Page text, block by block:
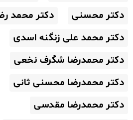
دکتر محسنی
دکتر محمد
دکتر محمد علی زنگنه اسدی
دکتر محمدرضا شگرف نخعی
دکتر محمدرضا محسنی ثانی
دکتر محمدرضا مقدسی